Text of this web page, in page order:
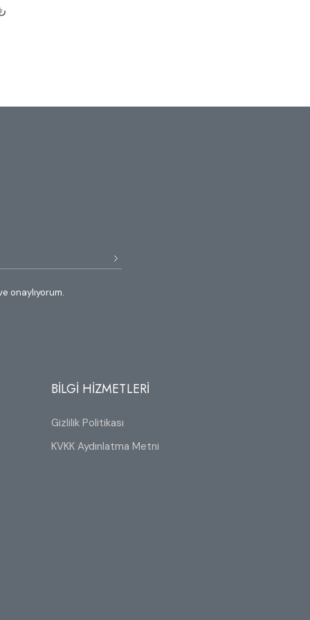
onaylıyorum.
BİLGİ HİZMETLERİ
Gizlilik Politikası
KVKK Aydınlatma Metni